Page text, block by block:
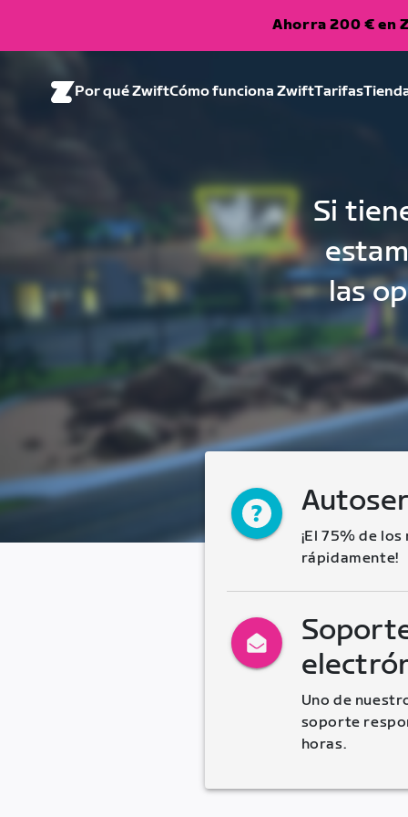
Ahorra 200 € en
Por qué ZwiftCómo funciona ZwiftTarifas
Si
las
¡El 75% de
rápidamente!
Uno de
soporte
horas.